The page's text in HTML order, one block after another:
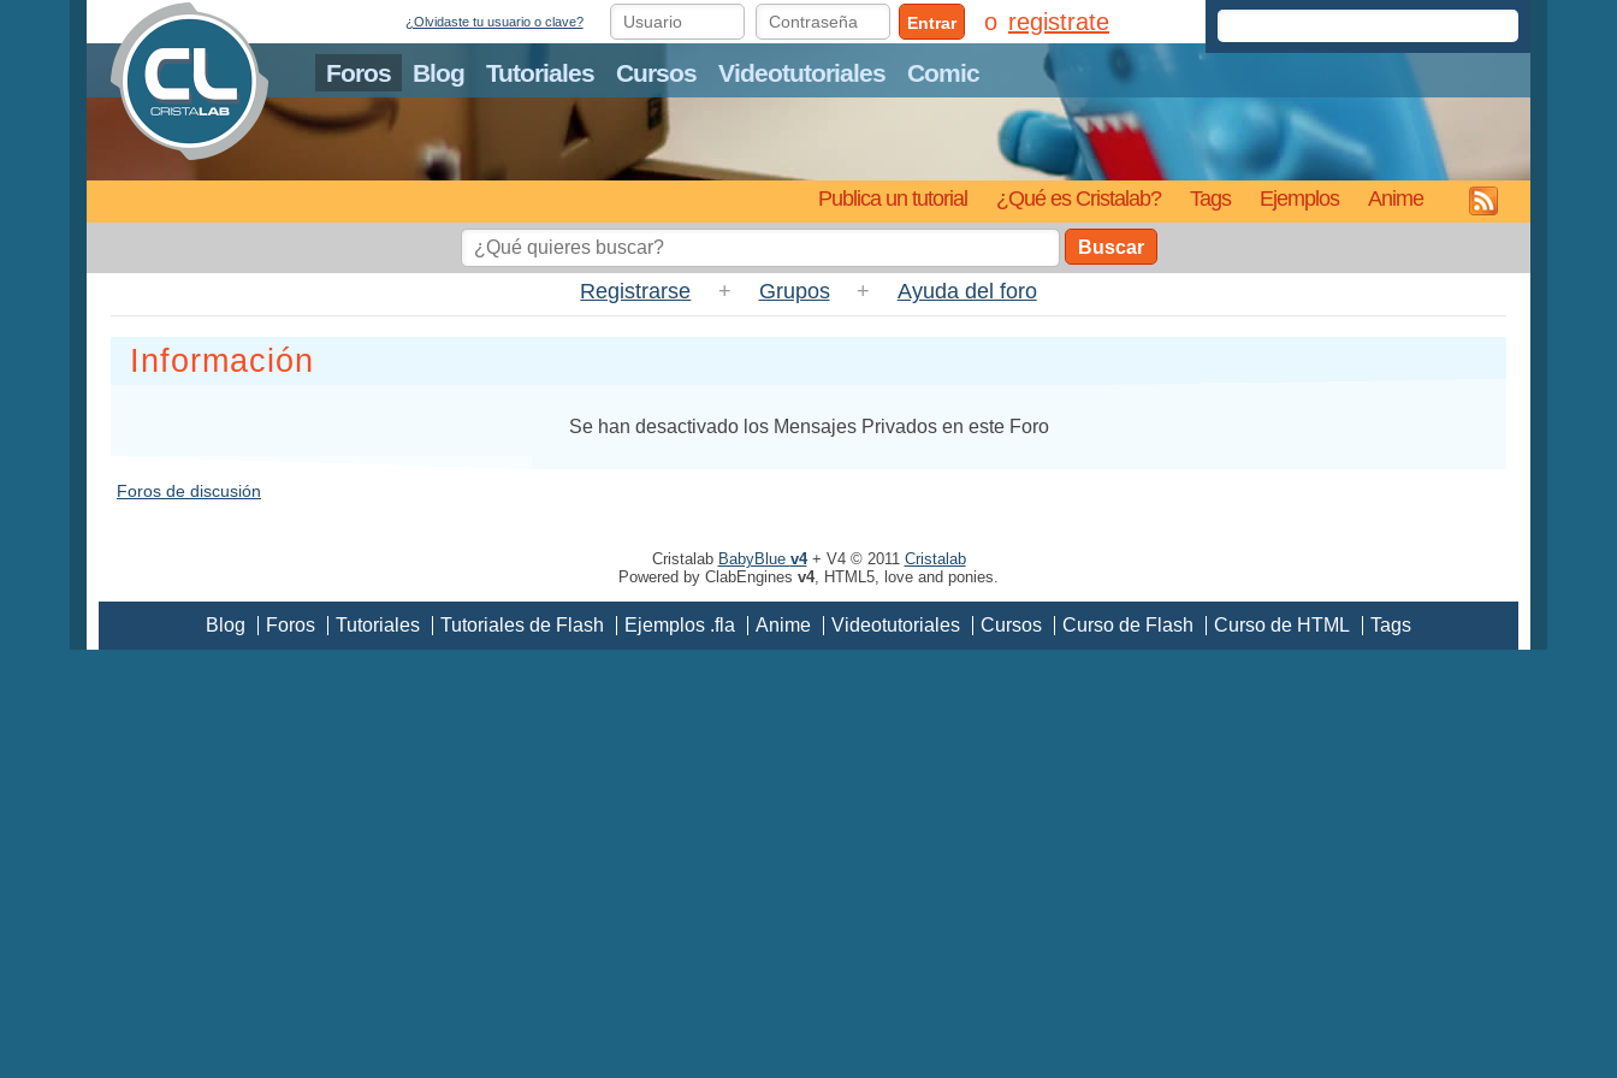
Foros Blog Tutoriales Cursos Videotutoriales Comic
Publica un tutorial ¿Qué es Cristalab? Tags Ejemplos Anime
¿Olvidaste tu usuario o clave? Entrar registrate
Buscar
Registrarse + Grupos + Ayuda del foro
Información
Se han desactivado los Mensajes Privados en este Foro
Foros de discusión
Cristalab BabyBlue v4+ V4 © 2011 Cristalab
Powered by ClabEngines v4, HTML5, love and ponies.
Blog Foros Tutoriales Tutoriales de Flash Ejemplos .fla Anime Videotutoriales Cursos Curso de Flash Curso de HTML Tags